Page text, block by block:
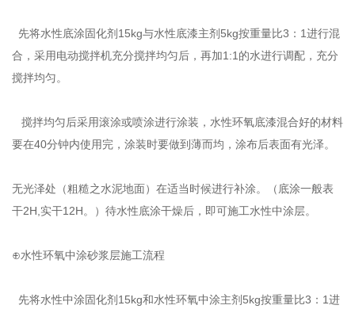
先将水性底涂固化剂15kg与水性底漆主剂5kg按重量比3：1进行混
合，采用电动搅拌机充分搅拌均匀后，再加1:1的水进行调配，充分
搅拌均匀。
搅拌均匀后采用滚涂或喷涂进行涂装，水性环氧底漆混合好的材料
要在40分钟内使用完，涂装时要做到薄而均，涂布后表面有光泽。
无光泽处（粗糙之水泥地面）在适当时候进行补涂。（底涂一般表
干2H,实干12H。）待水性底涂干燥后，即可施工水性中涂层。
⊕水性环氧中涂砂浆层施工流程
先将水性中涂固化剂15kg和水性环氧中涂主剂5kg按重量比3：1进